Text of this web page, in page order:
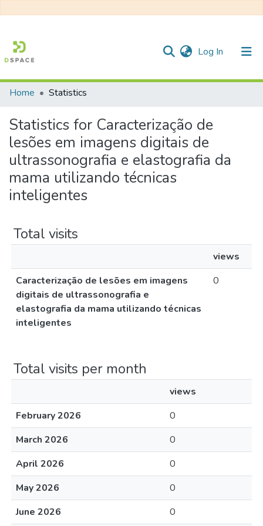
Log In (current)
All of DSpace
Home Statistics
Statistics for Caracterização de
lesões em imagens digitais de
ultrassonografia e elastografia da
mama utilizando técnicas
inteligentes
Total visits
views
Caracterização de lesões em imagens
digitais de ultrassonografia e
elastografia da mama utilizando técnicas
inteligentes
0
Total visits per month
views
February 2026
0
March 2026
0
April 2026
0
May 2026
0
June 2026
0